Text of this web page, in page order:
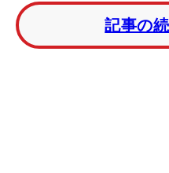
国）、キャンディ・クン
ープ（カナダ）がつけ
記事の